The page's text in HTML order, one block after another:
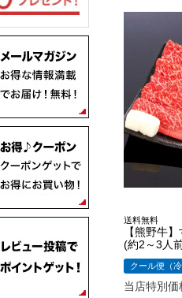
送料無料
【熊野牛
(約2～3人
クール便（冷
当店特別価